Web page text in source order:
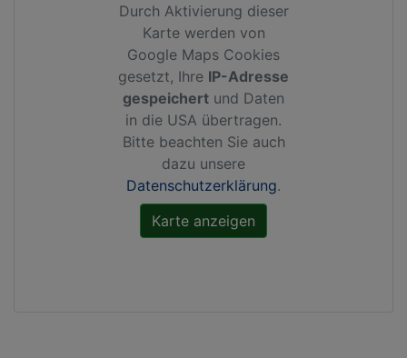
Durch Aktivierung dieser
Karte werden von
Google Maps Cookies
gesetzt, Ihre IP-Adresse
gespeichert und Daten
in die USA übertragen.
Bitte beachten Sie auch
dazu unsere
Datenschutzerklärung.